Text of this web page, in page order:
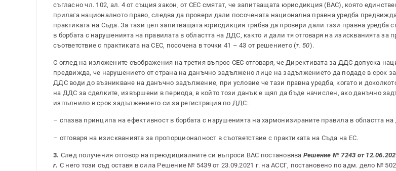
съгласно чл. 102, ал. 4от същия закон, от СЕС смятат, че запитващата юрисдикция (ВАС), която
прилага националното право, следва да провери дали посочената национална правна уредба
практиката на Съда. За тази цел запитващата юрисдикция трябва да провери дали тази правна уредба
в борбата с нарушенията на правилата в областта на ДДС, както и дали тя отговаря на изискванията за
съответствие с практиката на СЕС, посочена в точки 41 – 43 от решението (т. 50).
С оглед на изложените съображения на третия въпрос СЕС отговаря, че Директивата за ДДС допуска
предвижда, че нарушението от страна на данъчно задължено лице на задължението да подаде в срок
ДДС води до възникване на данъчно задължение, при условие че тази правна уредба, когато и
на ДДС за сделките, извършени в периода, в който този данък е щял да бъде начислен, ако данъчно
изпълнило в срок задължението си за регистрация по ДДС:
– спазва принципа на ефективност в борбата с нарушенията на хармонизираните правила в областта
– отговаря на изискванията за пропорционалност в съответствие с практиката на Съда на ЕС.
3. След получения отговор на преюдициалните си въпроси ВАС постановява Решение № 7243 от
г. С него този съд оставя в сила Решение № 5439 от 23.09.2021 г. на АССГ, постановено по адм. дело №